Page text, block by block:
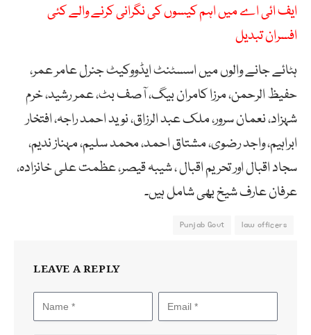
ایف ائی اے میں اہم کیسوں کی نگرانی کرنے والے کئی
افسران تبدیل
ہٹائے جانے والوں میں اسسٹنٹ ایڈووکیٹ جنرل عامر عمر،
حفیظ الرحمن، مرزا کامران بیگ، آصف بٹ، عمر رشید، خرم
شہزاد، نعمان سرور، ملک عبد الرزاق، نوید احمد راجہ، افتخار
ابراہیم، واجد رضوی، مشتاق احمد، محمد سلیم، مہناز ندیم،
سجاد اقبال اور تحریم اقبال ، شیبہ قیصر، عظمت علی خانزادہ،
عرفان عارف شیخ بھی شامل ہیں۔
law officers
Punjab Govt
LEAVE A REPLY